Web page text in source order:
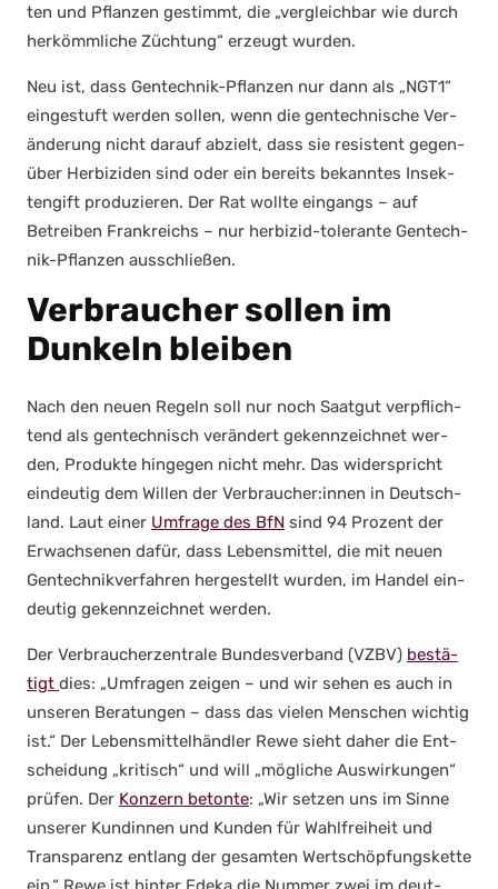
ten und Pflan­zen gestimmt, die „ver­gleich­bar wie durch
her­kömm­li­che Züch­tung“ erzeugt wur­den.
Neu ist, dass Gen­tech­nik-Pflan­zen nur dann als „NGT1“
ein­ge­stuft wer­den sol­len, wenn die gen­tech­ni­sche Ver­
än­de­rung nicht dar­auf abzielt, dass sie resis­tent gegen­
über Her­bi­zi­den sind oder ein bereits bekann­tes Insek­
ten­gift pro­du­zie­ren. Der Rat woll­te ein­gangs – auf
Betrei­ben Frank­reichs – nur her­bi­zid-tole­ran­te Gen­tech­
nik-Pflan­zen aus­schlie­ßen.
Verbraucher sollen im
Dunkeln bleiben
Nach den neu­en Regeln soll nur noch Saat­gut ver­pflich­
tend als gen­tech­nisch ver­än­dert gekenn­zeich­net wer­
den, Pro­duk­te hin­ge­gen nicht mehr. Das wider­spricht
ein­deu­tig dem Wil­len der Verbraucher:innen in Deutsch­
land. Laut einer Umfra­ge des BfN sind 94 Pro­zent der
Erwach­se­nen dafür, dass Lebens­mit­tel, die mit neu­en
Gen­tech­nik­ver­fah­ren her­ge­stellt wur­den, im Han­del ein­
deu­tig gekenn­zeich­net wer­den.
Der Ver­brau­cher­zen­tra­le Bun­des­ver­band (VZBV) bestä­
tigt dies: „Umfra­gen zei­gen – und wir sehen es auch in
unse­ren Bera­tun­gen – dass das vie­len Men­schen wich­tig
ist.“ Der Lebens­mit­tel­händ­ler Rewe sieht daher die Ent­
schei­dung „kri­tisch“ und will „mög­li­che Aus­wir­kun­gen“
prü­fen. Der Kon­zern beton­te: „Wir set­zen uns im Sin­ne
unse­rer Kun­din­nen und Kun­den für Wahl­frei­heit und
Trans­pa­renz ent­lang der gesam­ten Wert­schöp­fungs­ket­te